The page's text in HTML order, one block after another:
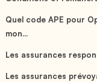
Quel code APE pour
mon...
Les assurances
Les assurances